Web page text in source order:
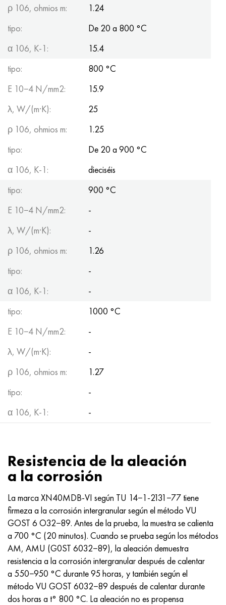
ρ 106, ohmios m:
1.24
tipo:
De 20 a 800 °С
α 106, K-1:
15.4
tipo:
800 °C
E 10−4 N/mm2:
15.9
λ, W/(m·K):
25
ρ 106, ohmios m:
1.25
tipo:
De 20 a 900 °C
α 106, K-1:
dieciséis
tipo:
900 °C
E 10−4 N/mm2:
-
λ, W/(m·K):
-
ρ 106, ohmios m:
1.26
tipo:
-
α 106, K-1:
-
tipo:
1000 °C
E 10−4 N/mm2:
-
λ, W/(m·K):
-
ρ 106, ohmios m:
1.27
tipo:
-
α 106, K-1:
-
Resistencia de la aleación
a la corrosión
La marca XN40MDB-VI según TU 14−1-2131−77 tiene
firmeza a la corrosión intergranular según el método VU
GOST 6 O32−89. Antes de la prueba, la muestra se calienta
a 700 °C (20 minutos). Cuando se prueba según los métodos
AM, AMU (G0ST 6032−89), la aleación demuestra
resistencia a la corrosión intergranular después de calentar
a 550−950 °C durante 95 horas, y también según el
método VU GOST 6032−89 después de calentar durante
dos horas a t° 800 °C. La aleación no es propensa